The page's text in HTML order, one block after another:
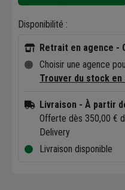
Disponibilité :
Retrait en agence -
Choisir une agence
Trouver du stock en
Livraison - À partir
Offerte dès 350,00 €
Delivery
Livraison disponible